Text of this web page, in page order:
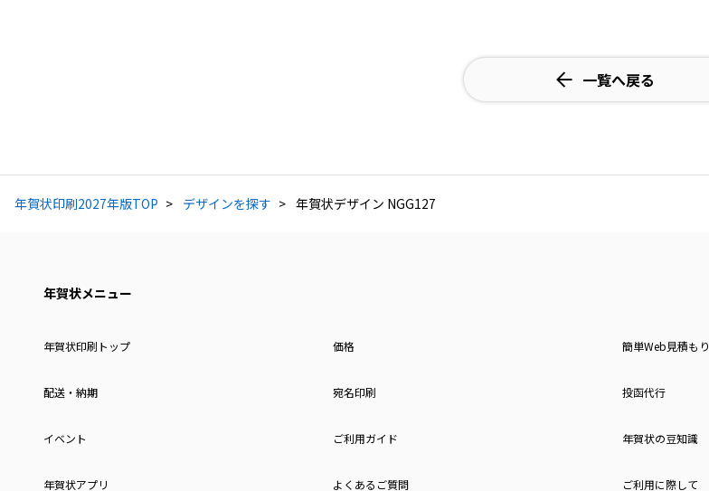
一覧へ戻る
年賀状印刷2027年版TOP デザインを探す 年賀状デザイン NGG127
年賀状メニュー
年賀状印刷トップ 価格 簡単Web見積もり
配送・納期 宛名印刷 投函代行
イベント ご利用ガイド 年賀状の豆知識
年賀状アプリ よくあるご質問 ご利用に際して